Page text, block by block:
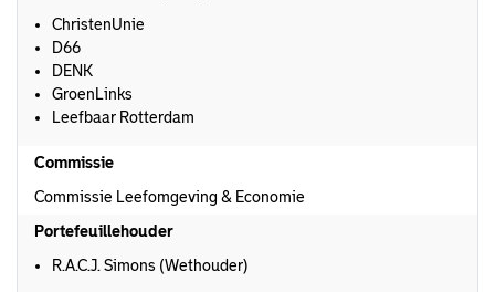
ChristenUnie
D66
DENK
GroenLinks
Leefbaar Rotterdam
Commissie
Commissie Leefomgeving & Economie
Portefeuillehouder
R.A.C.J. Simons (Wethouder)